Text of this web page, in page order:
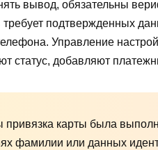
вывод, обязательны
подтвержденных
Управление
статус, добавляют
привязка карты была
фамилии или данных